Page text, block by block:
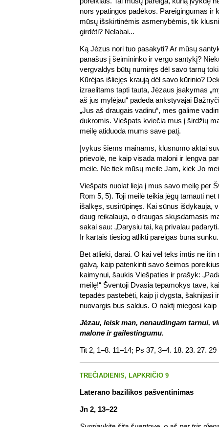
nors ypatingos padėkos. Pareigingumas ir
mūsų išskirtinėmis asmenybėmis, tik
girdėti? Nelabai...
Ką Jėzus nori tuo pasakyti? Ar mūsų
panašus į šeimininko ir vergo santykį?
vergvaldys būtų numiręs dėl savo tarnų
Kūrėjas išliejęs kraują dėl savo kūrinio?
izraelitams tapti tauta, Jėzaus įsakymas
aš jus mylėjau“ padeda ankstyvajai
„Jus aš draugais vadinu“, mes galime
dukromis. Viešpats kviečia mus į širdžių
meilę atiduoda mums save patį.
Įvykus šiems mainams, klusnumo aktai
prievolė, ne kaip visada maloni ir lengva
meile. Ne tiek mūsų meile Jam, kiek Jo
Viešpats nuolat lieja į mus savo meilę per
Rom 5, 5). Toji meilė teikia jėgų tarnauti
išalkęs, susirūpinęs. Kai sūnus išdykauja,
daug reikalauja, o draugas skųsdamasis
sakai sau: „Darysiu tai, ką privalau
Ir kartais tiesiog atlikti pareigas būna sunku.
Bet atlieki, darai. O kai vėl teks imtis ne itin
galvą, kaip patenkinti savo šeimos
kaimynui, šaukis Viešpaties ir prašyk:
meilę!“ Šventoji Dvasia tepamokys tave,
tepadės pastebėti, kaip ji dygsta, šaknijasi
nuovargis bus saldus. O naktį miegosi kaip
Jėzau, leisk man, nenaudingam tarnui,
malone ir gailestingumu.
Tit 2, 1–8. 11–14; Ps 37, 3–4. 18. 23. 27. 29
TREČIADIENIS, LAPKRIČIO 9
Laterano bazilikos pašventinimas
Jn 2, 13–22